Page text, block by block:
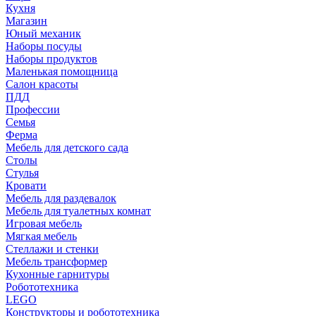
Кухня
Магазин
Юный механик
Наборы посуды
Наборы продуктов
Маленькая помощница
Салон красоты
ПДД
Профессии
Семья
Ферма
Мебель для детского сада
Столы
Cтулья
Кровати
Мебель для раздевалок
Мебель для туалетных комнат
Игровая мебель
Мягкая мебель
Стеллажи и стенки
Мебель трансформер
Кухонные гарнитуры
Робототехника
LEGO
Конструкторы и робототехника